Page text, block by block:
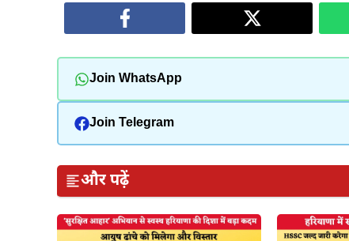
Join WhatsApp
Join Telegram
और पढ़ें